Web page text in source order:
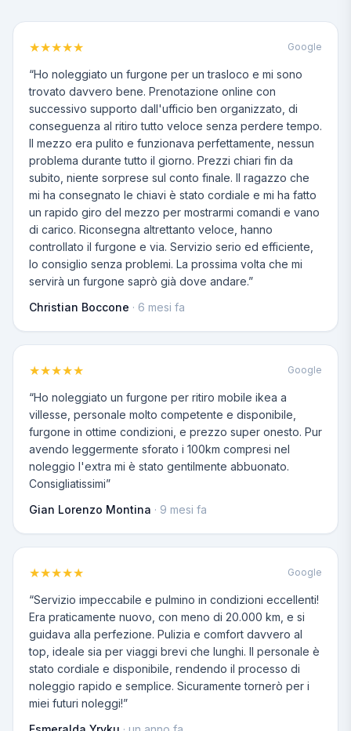
★★★★★ Google
“Ho noleggiato un furgone per un trasloco e mi sono
trovato davvero bene. Prenotazione online con
successivo supporto dall'ufficio ben organizzato, di
conseguenza al ritiro tutto veloce senza perdere tempo.
Il mezzo era pulito e funzionava perfettamente, nessun
problema durante tutto il giorno. Prezzi chiari fin da
subito, niente sorprese sul conto finale. Il ragazzo che
mi ha consegnato le chiavi è stato cordiale e mi ha fatto
un rapido giro del mezzo per mostrarmi comandi e vano
di carico. Riconsegna altrettanto veloce, hanno
controllato il furgone e via. Servizio serio ed efficiente,
lo consiglio senza problemi. La prossima volta che mi
servirà un furgone saprò già dove andare.”
Christian Boccone · 6 mesi fa
★★★★★ Google
“Ho noleggiato un furgone per ritiro mobile ikea a
villesse, personale molto competente e disponibile,
furgone in ottime condizioni, e prezzo super onesto. Pur
avendo leggermente sforato i 100km compresi nel
noleggio l'extra mi è stato gentilmente abbuonato.
Consigliatissimi”
Gian Lorenzo Montina · 9 mesi fa
★★★★★ Google
“Servizio impeccabile e pulmino in condizioni eccellenti!
Era praticamente nuovo, con meno di 20.000 km, e si
guidava alla perfezione. Pulizia e comfort davvero al
top, ideale sia per viaggi brevi che lunghi. Il personale è
stato cordiale e disponibile, rendendo il processo di
noleggio rapido e semplice. Sicuramente tornerò per i
miei futuri noleggi!”